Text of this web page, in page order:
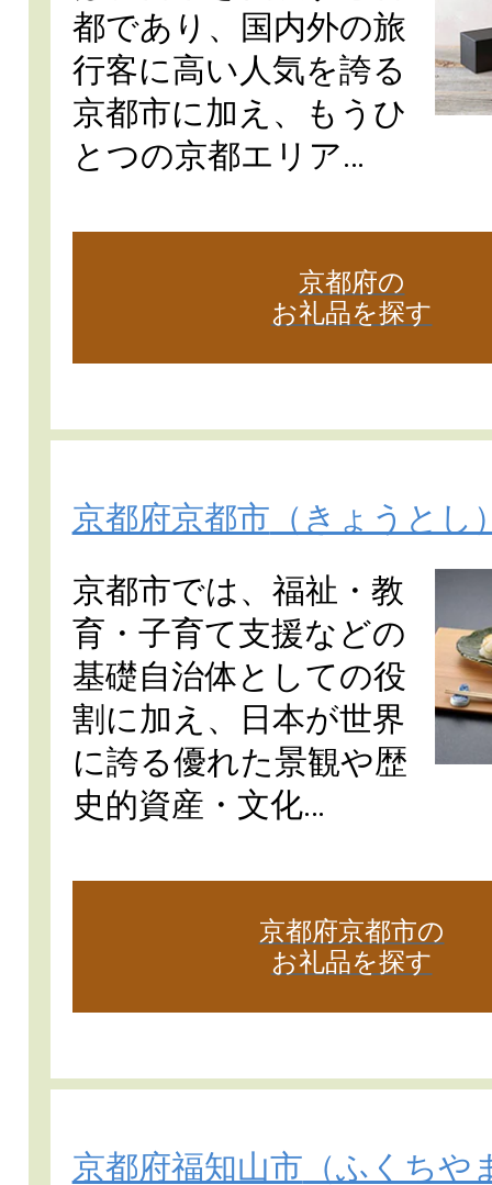
都であり、国内外の旅
行客に高い人気を誇る
京都市に加え、もうひ
とつの京都エリア…
京都府の
お礼品を探す
京都府京都市 （きょうとし
京都市では、福祉・教
育・子育て支援などの
基礎自治体としての役
割に加え、日本が世界
に誇る優れた景観や歴
史的資産・文化…
京都府京都市の
お礼品を探す
京都府福知山市 （ふくちや